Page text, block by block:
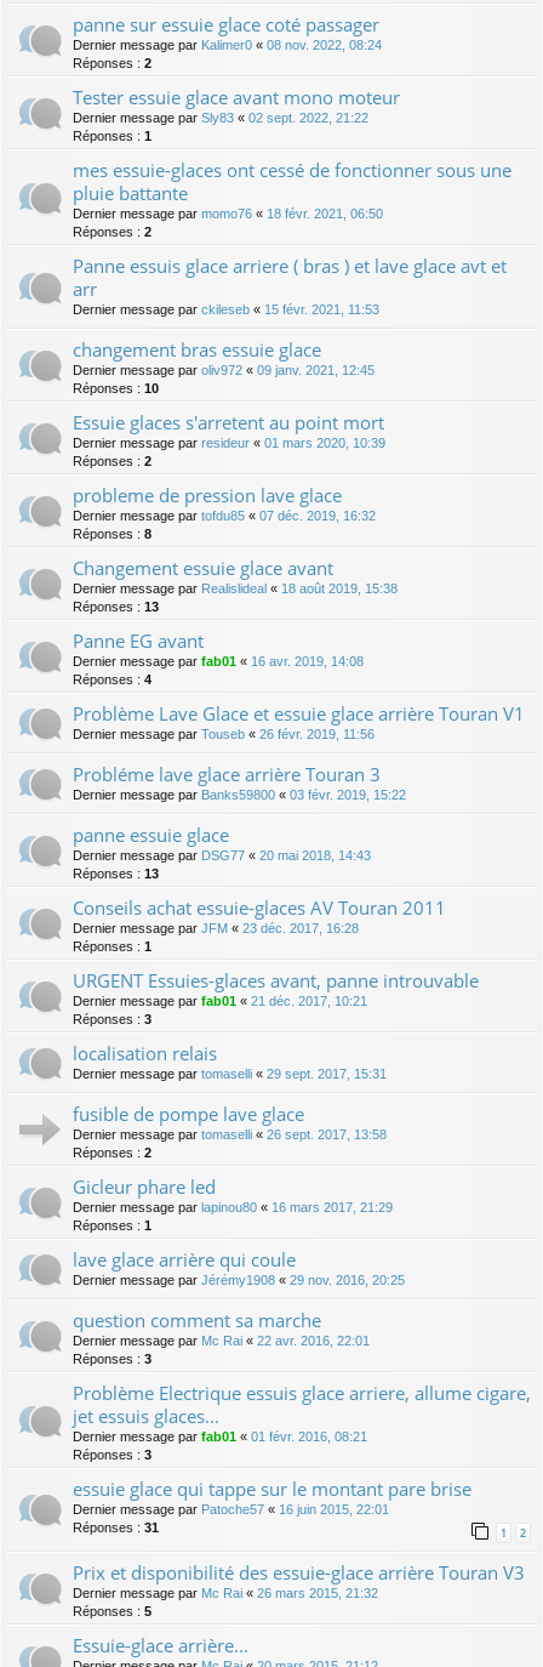
panne sur essuie glace coté passager
Dernier message par Kalimer0 « 08 nov. 2022, 08:24
Réponses : 2
Tester essuie glace avant mono moteur
Dernier message par Sly83 « 02 sept. 2022, 21:22
Réponses : 1
mes essuie-glaces ont cessé de fonctionner sous une
pluie battante
Dernier message par momo76 « 18 févr. 2021, 06:50
Réponses : 2
Panne essuis glace arriere ( bras ) et lave glace avt et
arr
Dernier message par ckileseb « 15 févr. 2021, 11:53
changement bras essuie glace
Dernier message par oliv972 « 09 janv. 2021, 12:45
Réponses : 10
Essuie glaces s'arretent au point mort
Dernier message par resideur « 01 mars 2020, 10:39
Réponses : 2
probleme de pression lave glace
Dernier message par tofdu85 « 07 déc. 2019, 16:32
Réponses : 8
Changement essuie glace avant
Dernier message par Realislideal « 18 août 2019, 15:38
Réponses : 13
Panne EG avant
Dernier message par fab01 « 16 avr. 2019, 14:08
Réponses : 4
Problème Lave Glace et essuie glace arrière Touran V1
Dernier message par Touseb « 26 févr. 2019, 11:56
Probléme lave glace arrière Touran 3
Dernier message par Banks59800 « 03 févr. 2019, 15:22
panne essuie glace
Dernier message par DSG77 « 20 mai 2018, 14:43
Réponses : 13
Conseils achat essuie-glaces AV Touran 2011
Dernier message par JFM « 23 déc. 2017, 16:28
Réponses : 1
URGENT Essuies-glaces avant, panne introuvable
Dernier message par fab01 « 21 déc. 2017, 10:21
Réponses : 3
localisation relais
Dernier message par tomaselli « 29 sept. 2017, 15:31
fusible de pompe lave glace
Dernier message par tomaselli « 26 sept. 2017, 13:58
Réponses : 2
Gicleur phare led
Dernier message par lapinou80 « 16 mars 2017, 21:29
Réponses : 1
lave glace arrière qui coule
Dernier message par Jérémy1908 « 29 nov. 2016, 20:25
question comment sa marche
Dernier message par Mc Rai « 22 avr. 2016, 22:01
Réponses : 3
Problème Electrique essuis glace arriere, allume cigare,
jet essuis glaces...
Dernier message par fab01 « 01 févr. 2016, 08:21
Réponses : 3
essuie glace qui tappe sur le montant pare brise
Dernier message par Patoche57 « 16 juin 2015, 22:01
Réponses : 31 1 2
Prix et disponibilité des essuie-glace arrière Touran V3
Dernier message par Mc Rai « 26 mars 2015, 21:32
Réponses : 5
Essuie-glace arrière...